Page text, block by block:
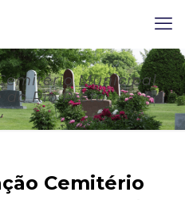
Municipal
do Rio Preto
Cemitério